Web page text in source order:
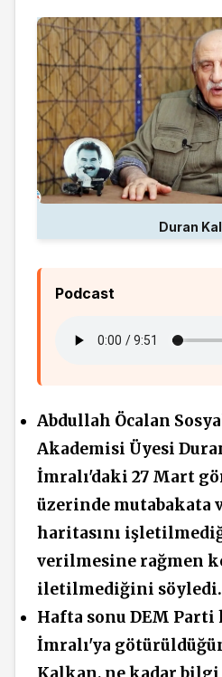
Duran
Podcast
Abdullah Öcalan
Akademisi Üyesi
İmralı'daki 27 Mart
üzerinde mutabakata
haritasını
verilmesine rağmen
iletilmediğini söyledi.
Hafta sonu DEM
İmralı'ya